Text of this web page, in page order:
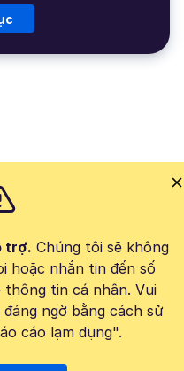
trợ. Chúng tôi sẽ không
hoặc nhắn tin đến số
thông tin cá nhân. Vui
ngờ bằng cách sử
cáo lạm dụng".